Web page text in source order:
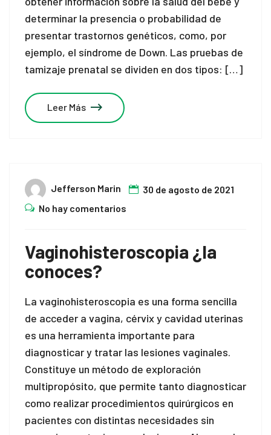
determinar la presencia o probabilidad de
presentar trastornos genéticos, como, por
ejemplo, el síndrome de Down. Las pruebas de
tamizaje prenatal se dividen en dos tipos: […]
Leer Más
Jefferson Marin
30 de agosto de 2021
No hay comentarios
Vaginohisteroscopia ¿la
conoces?
La vaginohisteroscopia es una forma sencilla
de acceder a vagina, cérvix y cavidad uterinas
es una herramienta importante para
diagnosticar y tratar las lesiones vaginales.
Constituye un método de exploración
multipropósito, que permite tanto diagnosticar
como realizar procedimientos quirúrgicos en
pacientes con distintas necesidades sin